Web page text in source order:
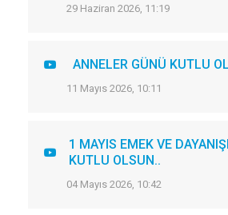
29 Haziran 2026, 11:19
ANNELER GÜNÜ KUTLU
11 Mayıs 2026, 10:11
1 MAYIS EMEK VE
KUTLU OLSUN..
04 Mayıs 2026, 10:42